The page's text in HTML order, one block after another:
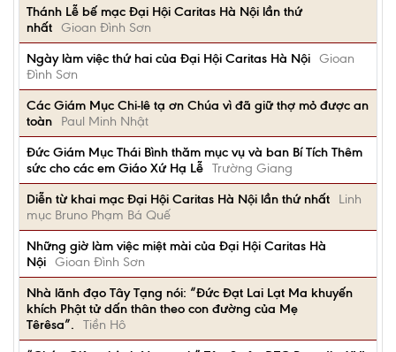
Thánh Lễ bế mạc Đại Hội Caritas Hà Nội lần thứ
nhất Gioan Đình Sơn
Ngày làm việc thứ hai của Đại Hội Caritas Hà Nội Gioan
Đình Sơn
Các Giám Mục Chi-lê tạ ơn Chúa vì đã giữ thợ mỏ được an
toàn
Paul Minh Nhật
Đức Giám Mục Thái Bình thăm mục vụ và ban Bí Tích Thêm
sức cho các em Giáo Xứ Hạ Lễ Trường Giang
Diễn từ khai mạc Đại Hội Caritas Hà Nội lần thứ nhất
Linh
mục Bruno Phạm Bá Quế
Những giờ làm việc miệt mài của Đại Hội Caritas Hà
Nội Gioan Đình Sơn
Nhà lãnh đạo Tây Tạng nói: “Đức Đạt Lai Lạt Ma khuyến
khích Phật tử dấn thân theo con đường của Mẹ
Têrêsa”.
Tiền Hô